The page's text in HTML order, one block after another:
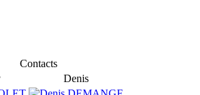
Contacts
Denis